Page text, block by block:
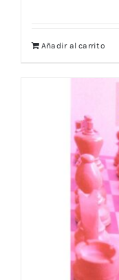
Añadir al carrito